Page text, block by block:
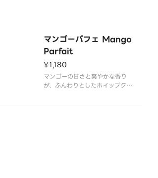
マンゴーパフェ Mango
Parfait
¥1,180
マンゴーの甘さと爽やかな香り
が、ふんわりとしたホイップクリ
ランスを生み出しています。口の